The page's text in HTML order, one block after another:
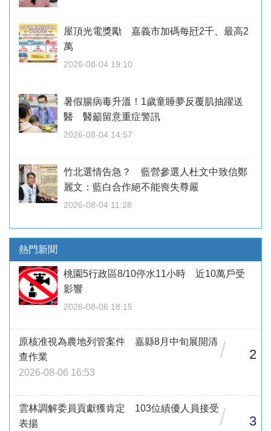
屋頂光電獎勵 嘉義市加碼每瓩2千、最高2
萬
2026-08-04 19:10
暑假腸病毒升溫！1歲童睡夢反覆肌抽躍送
醫 醫籲留意重症警訊
2026-08-04 14:57
竹北選情告急？ 藍營參選人杜文中致信鄭
麗文：藍白合作絕不能喪失尊嚴
2026-08-04 11:28
熱門新聞
桃園5行政區8/10停水11小時 近10萬戶受
影響
2026-08-06 18:15
原核准視為農地列管案件 嘉縣8月中旬展開清
查作業
2026-08-06 16:53
/ 2
雲林調解委員貢獻獲肯定 103位績優人員接受
表揚
/ 3